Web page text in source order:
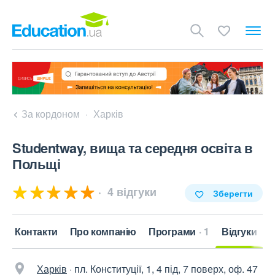
За кордоном Харків
Studentway, вища та середня освіта в
Польщі
4 відгуки Зберегти
Контакти Про компанію Програми 1 Відгуки
Харків · пл. Конституції, 1, 4 під, 7 поверх, оф. 47